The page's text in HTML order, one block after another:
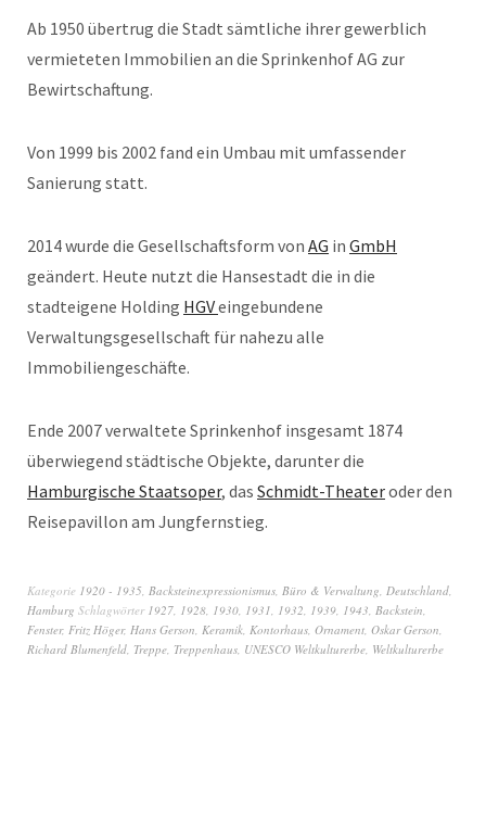
Ab 1950 übertrug die Stadt sämtliche ihrer gewerblich
vermieteten Immobilien an die Sprinkenhof AG zur
Bewirtschaftung.
Von 1999 bis 2002 fand ein Umbau mit umfassender
Sanierung statt.
2014 wurde die Gesellschaftsform von AG in GmbH
geändert. Heute nutzt die Hansestadt die in die
stadteigene Holding HGVeingebundene
Verwaltungsgesellschaft für nahezu alle
Immobiliengeschäfte.
Ende 2007 verwaltete Sprinkenhof insgesamt 1874
überwiegend städtische Objekte, darunter die
Hamburgische Staatsoper, das Schmidt-Theateroder den
Reisepavillon am Jungfernstieg.
Kategorie 1920 - 1935, Backsteinexpressionismus, Büro & Verwaltung, Deutschland,
Hamburg Schlagwörter 1927, 1928, 1930, 1931, 1932, 1939, 1943, Backstein,
Fenster, Fritz Höger, Hans Gerson, Keramik, Kontorhaus, Ornament, Oskar Gerson,
Richard Blumenfeld, Treppe, Treppenhaus, UNESCO Weltkulturerbe, Weltkulturerbe